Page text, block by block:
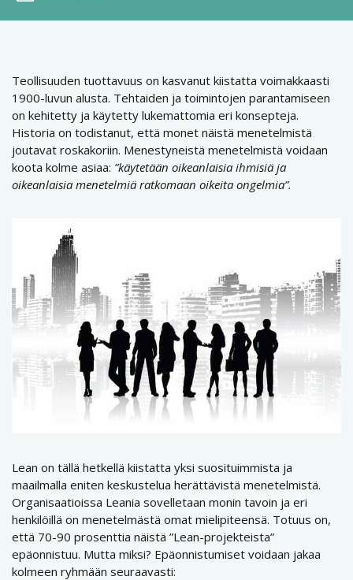
Teollisuuden tuottavuus on kasvanut kiistatta voimakkaasti
1900-luvun alusta. Tehtaiden ja toimintojen parantamiseen
on kehitetty ja käytetty lukemattomia eri konsepteja.
Historia on todistanut, että monet näistä menetelmistä
joutavat roskakoriin. Menestyneistä menetelmistä voidaan
koota kolme asiaa: ”käytetään oikeanlaisia ihmisiä ja
oikeanlaisia menetelmiä ratkomaan oikeita ongelmia”.
Lean on tällä hetkellä kiistatta yksi suosituimmista ja
maailmalla eniten keskustelua herättävistä menetelmistä.
Organisaatioissa Leania sovelletaan monin tavoin ja eri
henkilöillä on menetelmästä omat mielipiteensä. Totuus on,
että 70-90 prosenttia näistä ”Lean-projekteista”
epäonnistuu. Mutta miksi? Epäonnistumiset voidaan jakaa
kolmeen ryhmään seuraavasti: